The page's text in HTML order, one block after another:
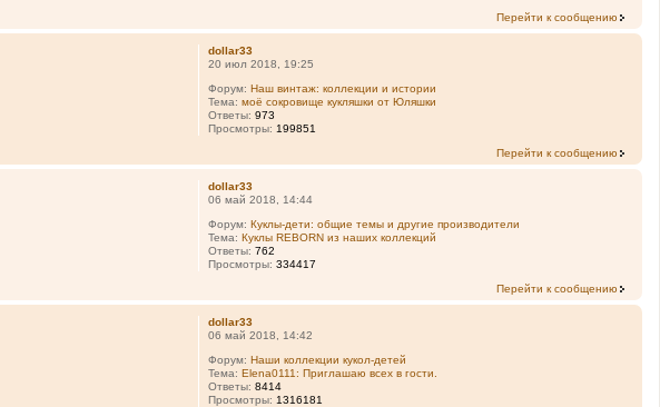
Перейти к сообщению
dollar33
20 июл 2018, 19:25
Форум:Наш винтаж: коллекции и истории
Тема:моё сокровище кукляшки от Юляшки
Ответы:973
Просмотры: 199851
Перейти к сообщению
dollar33
06 май 2018, 14:44
Форум:Куклы-дети: общие темы и другие производители
Тема:Куклы REBORN из наших коллекций
Ответы:762
Просмотры:334417
Перейти к сообщению
dollar33
06 май 2018, 14:42
Форум:Наши коллекции кукол-детей
Тема:Elena0111: Приглашаю всех в гости.
Ответы:8414
Просмотры: 1316181